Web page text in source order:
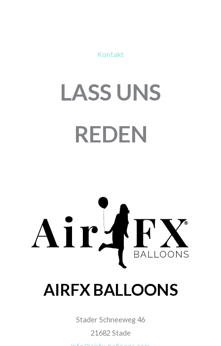
Kontakt
LASS UNS
REDEN
AIRFX BALLOONS
Stader Schneeweg 46
21682 Stade